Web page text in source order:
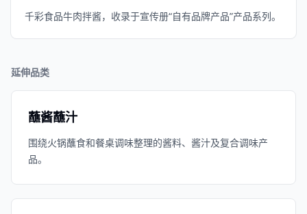
千彩食品牛肉拌酱，收录于宣传册“自有品牌产品”产品系列。
延伸品类
蘸酱蘸汁
围绕火锅蘸食和餐桌调味整理的酱料、酱汁及复合调味产
品。